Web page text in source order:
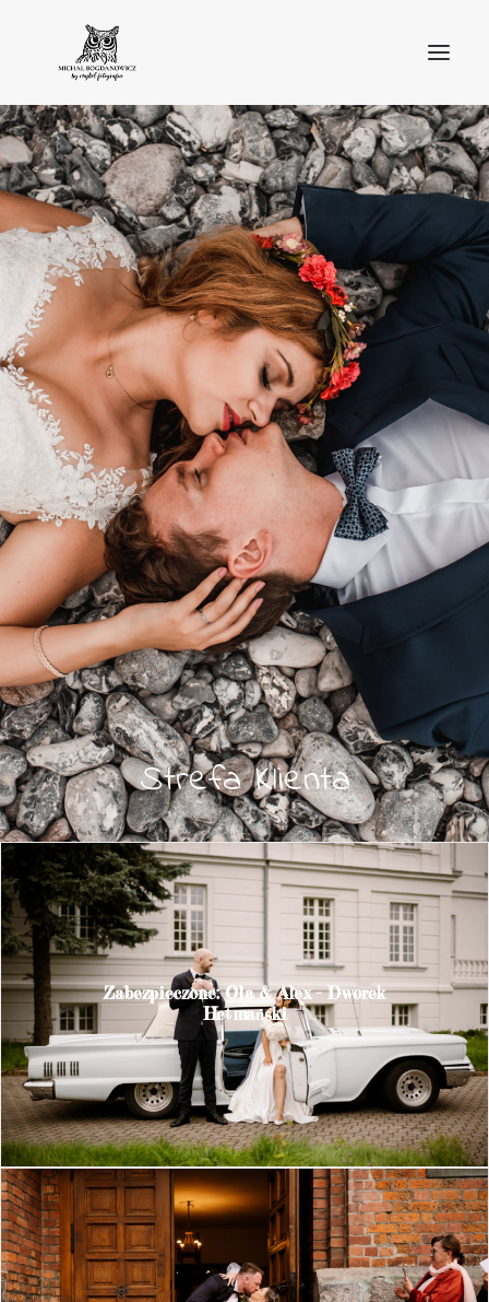
O MNIE
BLOG
PORTFOLIO
STREFA KLIENTA
OFERTA
KONTAKT
Strefa Klienta
Zabezpieczone: Ola & Alex – Dworek
Hetmański